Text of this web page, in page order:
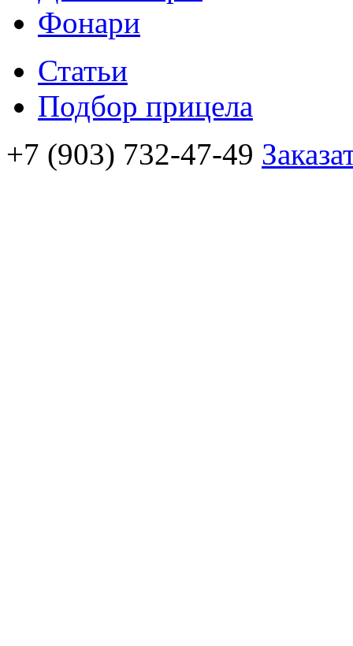
Фонари
Статьи
Подбор прицела
+7 (903) 732-47-49